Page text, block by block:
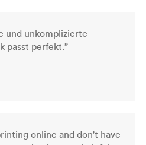
und unkomplizierte
passt perfekt.”
online and don't have